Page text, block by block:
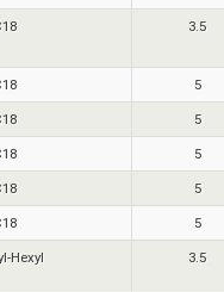
3.5
5
5
5
5
5
Hexyl 3.5